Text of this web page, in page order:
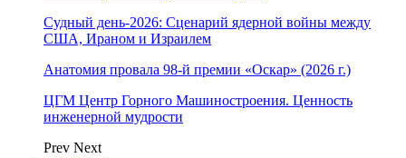
Судный день-2026: Сценарий ядерной войны между
США, Ираном и Израилем
Анатомия провала 98-й премии «Оскар» (2026 г.)
ЦГМ Центр Горного Машиностроения. Ценность
инженерной мудрости
Prev Next